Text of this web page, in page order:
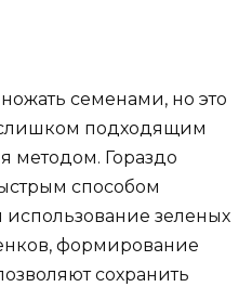
семенами, но это
подходящим
методом. Гораздо
способом
зеленых
формирование
сохранить